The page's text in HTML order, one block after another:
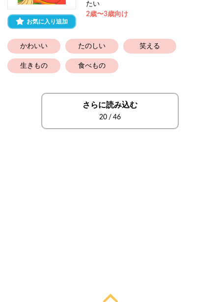
お気に入り追加
たい
2歳〜3歳向け
かわいい たのしい 笑える
生きもの 食べもの
さらに読み込む
20 / 46